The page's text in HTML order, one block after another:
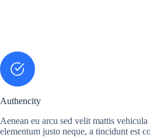
Authencity
Aenean eu arcu sed velit mattis
elementum justo neque, a tincidunt est